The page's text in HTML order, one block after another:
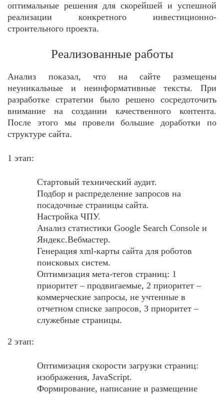
оптимальные решения для скорейшей и успешной
реализации конкретного инвестиционно-
строительного проекта.
Реализованные работы
Анализ показал, что на сайте размещены
неуникальные и неинформативные тексты. При
разработке стратегии было решено сосредоточить
внимание на создании качественного контента.
После этого мы провели большие доработки по
структуре сайта.
1 этап:
Стартовый технический аудит.
Подбор и распределение запросов на
посадочные страницы сайта.
Настройка ЧПУ.
Анализ статистики Google Search Console и
Яндекс.Вебмастер.
Генерация xml-карты сайта для роботов
поисковых систем.
Оптимизация мета-тегов страниц: 1
приоритет – продвигаемые, 2 приоритет –
коммерческие запросы, не учтенные в
отчетном списке запросов, 3 приоритет –
служебные страницы.
2 этап:
Оптимизация скорости загрузки страниц:
изображения, JavaScript.
Формирование, написание и размещение